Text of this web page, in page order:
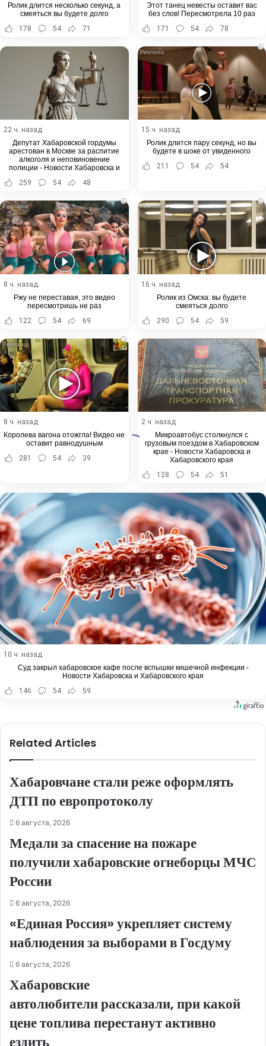
Ролик длится несколько секунд, а
смеяться вы будете долго
178
54 71
Этот танец невесты оставит вас
без слов! Пересмотрела 10 раз
171
54 78
22 ч. назад
Депутат Хабаровской гордумы
арестован в Москве за распитие
алкоголя и неповиновение
полиции - Новости Хабаровска и
259 54 48
i
15 ч. назад
Ролик длится пару секунд, но вы
будете в шоке от увиденного
211
54 54
i
8 ч. назад
Ржу не переставая, это видео
пересмотришь не раз
122
54 69
i
16 ч. назад
Ролик из Омска: вы будете
смеяться долго
290
54 59
i
8 ч. назад
Королева вагона отожгла! Видео не
оставит равнодушным
281
54 39
2 ч. назад
Микроавтобус столкнулся с
грузовым поездом в Хабаровском
крае - Новости Хабаровска и
Хабаровского края
128
54 51
10 ч. назад
Суд закрыл хабаровское кафе после вспышки кишечной инфекции -
Новости Хабаровска и Хабаровского края
146
54 59
Related Articles
Хабаровчане стали реже оформлять
ДТП по европротоколу
6 августа, 2026
Медали за спасение на пожаре
получили хабаровские огнеборцы МЧС
России
6 августа, 2026
«Единая Россия» укрепляет систему
наблюдения за выборами в Госдуму
6 августа, 2026
Хабаровские
автолюбители рассказали, при какой
цене топлива перестанут активно
ездить